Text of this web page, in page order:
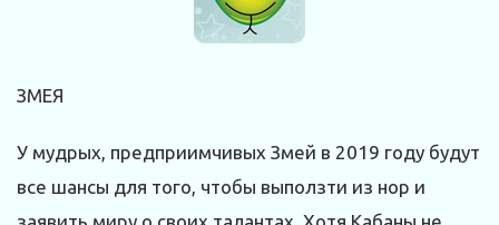
ЗМЕЯ
У мудрых, предприимчивых Змей в 2019 году будут
все шансы для того, чтобы выползти из нор и